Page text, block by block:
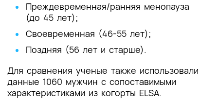
Преждевременная/ранняя менопауза
(до 45 лет);
Своевременная (46-55 лет);
Поздняя (56 лет и старше).
Для сравнения ученые также использовали
данные 1060 мужчин с сопоставимыми
характеристиками из когорты ELSA.